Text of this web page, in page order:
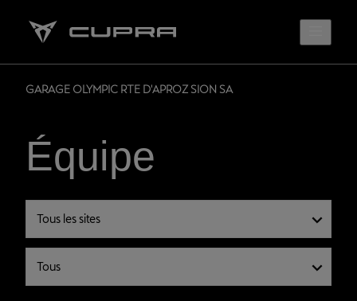
GARAGE OLYMPIC RTE D'APROZ SION SA
Équipe